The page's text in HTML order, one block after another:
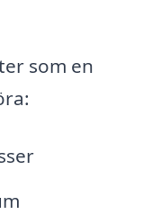
som en